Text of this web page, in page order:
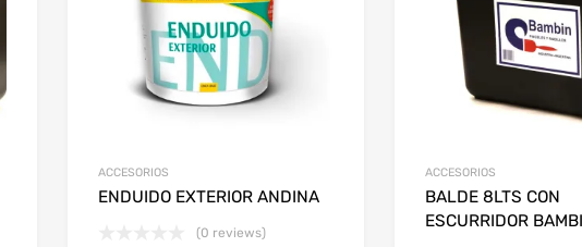
ACCESORIOS
ENDUIDO EXTERIOR ANDINA
(0 reviews)
ACCESORIOS
BALDE 8LTS CON
ESCURRIDOR